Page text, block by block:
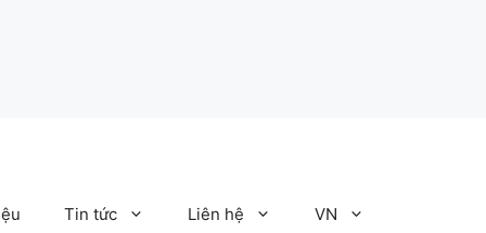
Tin tức Liên hệ VN